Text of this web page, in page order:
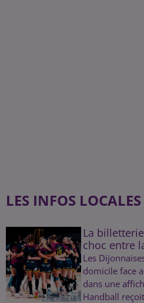
LES INFOS LOCALES
La
choc entre
Les
domicile face
dans une
Handball